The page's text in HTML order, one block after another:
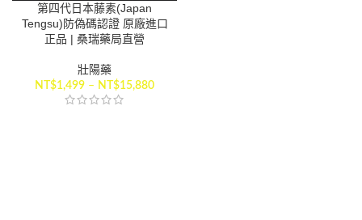
第四代日本藤素(Japan
Tengsu)防偽碼認證 原廠進口
正品 | 桑瑞藥局直營
壯陽藥
NT$1,499 – NT$15,880